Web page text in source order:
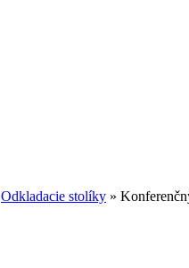
Odkladacie stolíky »